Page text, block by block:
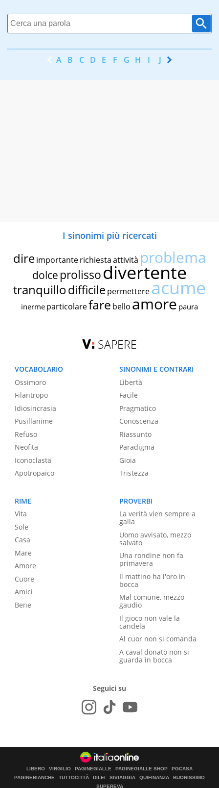
A B C D E F G H I J K
I sinonimi più ricercati
dire importante richiestaattività problema
dolce prolissodivertente
tranquillodifficile permettereacume
inerme particolarefare bello amore paura
SAPERE
VOCABOLARIO
Ossimoro
Filantropo
Idiosincrasia
Pusillanime
Refuso
Neofita
Iconoclasta
Apotropaico
SINONIMI E CONTRARI
Libertà
Facile
Pragmatico
Conoscenza
Riassunto
Paradigma
Gioia
Tristezza
RIME
Vita
Sole
Casa
Mare
Amore
Cuore
Amici
Bene
PROVERBI
La verità vien sempre a
galla
Uomo avvisato, mezzo
salvato
Una rondine non fa
primavera
Il mattino ha l'oro in
bocca
Mal comune, mezzo
gaudio
Il gioco non vale la
candela
Al cuor non si comanda
A caval donato non si
guarda in bocca
Seguici su
LIBERO VIRGILIO PAGINEGIALLE PAGINEGIALLE SHOP
PGCASA
PAGINEBIANCHE
TUTTOCITTÀ DILEI SIVIAGGIA QUIFINANZA
BUONISSIMO
SUPEREVA